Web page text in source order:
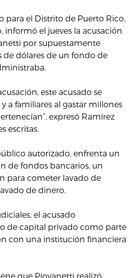
para el Distrito de Puerto Rico,
informó el jueves la acusación
por supuestamente
de dólares de un fondo de
este acusado se
a familiares al gastar millones
expresó Ramírez
escritas.
autorizado, enfrenta un
de fondos bancarios, un
para cometer lavado de
de dinero.
el acusado
de capital privado como parte
con una institución financiera
que Piovanetti realizó